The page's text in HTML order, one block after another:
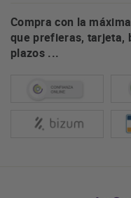
Compra con la
que prefieras, tarjeta,
plazos ...